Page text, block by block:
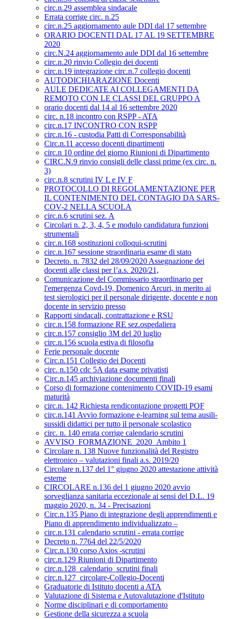
circ.n.29 assemblea sindacale
Errata corrige circ. n.25
circ.n.25 aggiornamento aule DDI dal 17 settembre
ORARIO DOCENTI DAL 17 AL 19 SETTEMBRE
2020
circ.N.24 aggiornamento aule DDI dal 16 settembre
circ.n.20 rinvio Collegio dei docenti
circ.n.19 integrazione circ.n.7 collegio docenti
AUTODICHIARAZIONE Docenti
AULE DEDICATE AI COLLEGAMENTI DA
REMOTO CON LE CLASSI DEL GRUPPO A
orario docenti dal 14 al 16 settembre 2020
circ. n.18 incontro con RSPP - ATA
circ.n.17 INCONTRO CON RSPP
circ.n.16 - custodia Patti di Corresponsabilità
Circ.n.11 accesso docenti dipartimenti
circ.n 10 ordine del giorno Riunioni di Dipartimento
CIRC.N.9 rinvio consigli delle classi prime (ex circ. n.
3)
circ.n.8 scrutini IV L e IV F
PROTOCOLLO DI REGOLAMENTAZIONE PER
IL CONTENIMENTO DEL CONTAGIO DA SARS-
COV-2 NELLA SCUOLA
circ.n.6 scrutini sez. A
Circolari n. 2, 3, 4, 5 e modulo candidatura funzioni
strumentali
circ.n.168 sostituzioni colloqui-scrutini
circ.n.167 sessione straordinaria esame di stato
Decreto. n. 7832 del 28/09/2020 Assegnazione dei
docenti alle classi per l’a.s. 2020/21,
Comunicazione del Commissario straordinario per
l'emergenza Covd-19, Domenico Arcuri, in merito ai
test sierologici per il personale dirigente, docente e non
docente in servizio presso
Rapporti sindacali, contrattazione e RSU
circ.n.158 formazione RE sez.ospedaliera
circ.n.157 consiglio 3M del 20 luglio
circ.n.156 scuola estiva di filosofia
Ferie personale docente
Circ.n.151 Collegio dei Docenti
circ. n.150 cdc 5A data esame privatisti
Circ.n.145 archiviazione documenti finali
Corso di formazione contenimento COVID-19 esami
maturità
circ.n. 142 Richiesta rendicontazione progetti POF
circ.n.141 Avvio formazione e-learning sul tema ausili-
sussidi didattici per tutto il personale scolastico
circ. n. 140 errata corrige calendario scrutini
AVVISO_FORMAZIONE_2020_Ambito 1
Circolare n. 138 Nuove funzionalità del Registro
elettronico – valutazioni finali a.s. 2019/20
Circolare n.137 del 1° giugno 2020 attestazione attività
esterne
CIRCOLARE n.136 del 1 giugno 2020 avvio
sorveglianza sanitaria eccezionale ai sensi del D.L. 19
maggio 2020, n. 34 - Precisazioni
Circ.n.135 Piano di integrazione degli apprendimenti e
Piano di apprendimento individualizzato –
circ.n.131 calendario scrutini - errata corrige
Decreto n. 7764 del 22/5/2020
Circ.n.130 corso Axios -scrutini
circ.n.129 Riunioni di Dipartimento
circ.n.128_calendario_scrutini finali
circ.n.127_circolare-Collegio-Docenti
Graduatorie di Istituto docenti a ATA
Valutazione di Sistema e Autovalutazione d'Istituto
Norme disciplinari e di comportamento
Gestione della sicurezza a scuola